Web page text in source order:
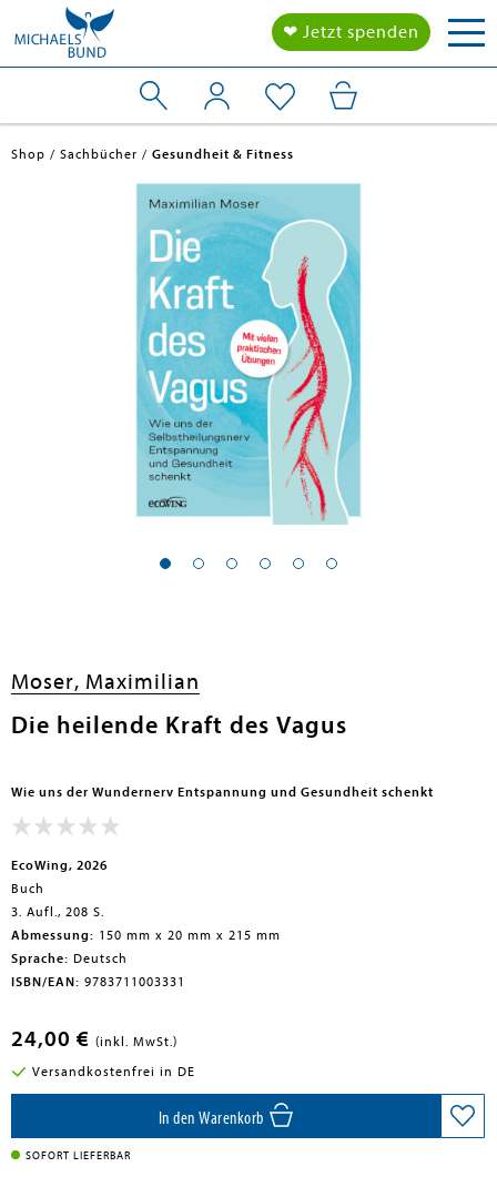
❤ Jetzt spenden
Shop Sachbücher Gesundheit & Fitness
Moser, Maximilian
Die heilende Kraft des Vagus
Wie uns der Wundernerv Entspannung und Gesundheit schenkt
EcoWing, 2026
Buch
3. Aufl., 208 S.
Abmessung: 150 mm x 20 mm x 215 mm
Sprache: Deutsch
ISBN/EAN: 9783711003331
24,00 € (inkl. MwSt.)
Versandkostenfrei in DE
In den Warenkorb
SOFORT LIEFERBAR